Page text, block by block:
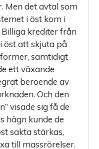
Men det avtal som
i öst kom i
krediter från
öst att skjuta på
samtidigt
ett växande
beroende av
Och den
visade sig få de
hägn kunde de
sakta stärkas,
till massrörelser.